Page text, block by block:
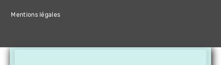
Mentions légales